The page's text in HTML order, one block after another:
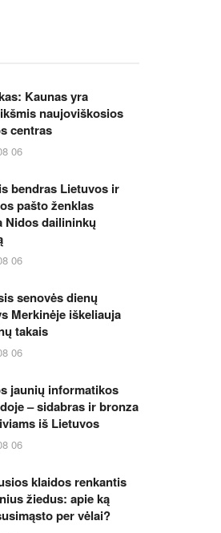
Kaunas yra
naujoviškosios
centras
06
bendras Lietuvos ir
pašto ženklas
Nidos dailininkų
06
senovės dienų
Merkinėje iškeliauja
takais
06
jaunių informatikos
– sidabras ir bronza
iš Lietuvos
06
klaidos renkantis
žiedus: apie ką
per vėlai?